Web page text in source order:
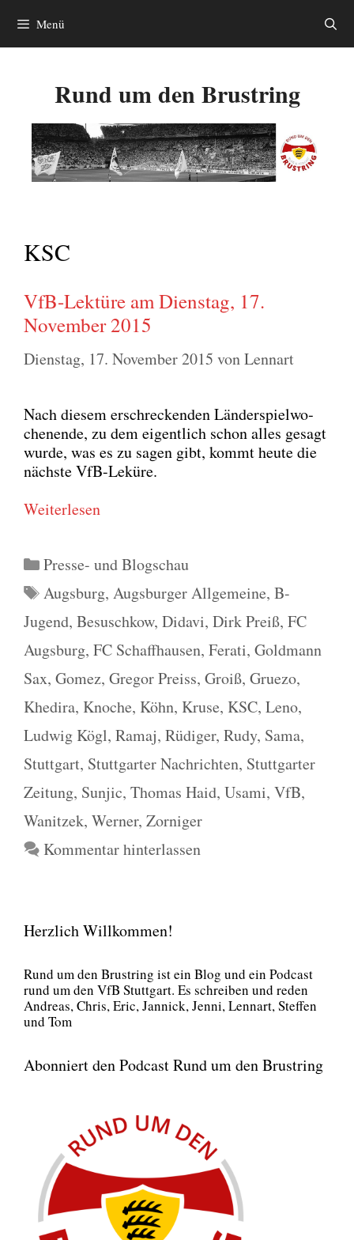
Inhalt
springen
Menü
Rund um den Brustring
KSC
VfB-Lektüre am Dienstag, 17.
November 2015
Dienstag, 17. November 2015 vonLennart
Nach die­sem erschre­cken­den Län­der­spiel­wo­
chen­en­de, zu dem eigent­lich schon alles gesagt
wur­de, was es zu sagen gibt, kommt heu­te die
nächs­te VfB-Lekü­re.
Wei­ter­le­sen
Kategorien
Presse- und Blogschau
Schlagwörter
Augsburg, Augsburger Allgemeine, B-
Jugend, Besuschkow, Didavi, Dirk Preiß, FC
Augsburg, FC Schaffhausen, Ferati, Goldmann
Sax, Gomez, Gregor Preiss, Groiß, Gruezo,
Khedira, Knoche, Köhn, Kruse, KSC, Leno,
Ludwig Kögl, Ramaj, Rüdiger, Rudy, Sama,
Stuttgart, Stuttgarter Nachrichten, Stuttgarter
Zeitung, Sunjic, Thomas Haid, Usami, VfB,
Wanitzek, Werner, Zorniger
Kommentar hinterlassen
Herzlich Willkommen!
Rund um den Brust­ring ist ein Blog und ein Pod­cast
rund um den VfB Stutt­gart. Es schrei­ben und reden
Andre­as, Chris, Eric, Jan­nick, Jen­ni, Lenn­art, Stef­fen
und Tom
Abonniert den Podcast Rund um den Brustring